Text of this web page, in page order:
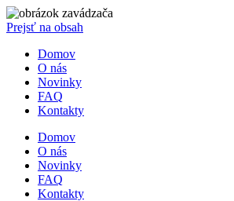
Prejsť na obsah
Domov
O nás
Novinky
FAQ
Kontakty
Domov
O nás
Novinky
FAQ
Kontakty